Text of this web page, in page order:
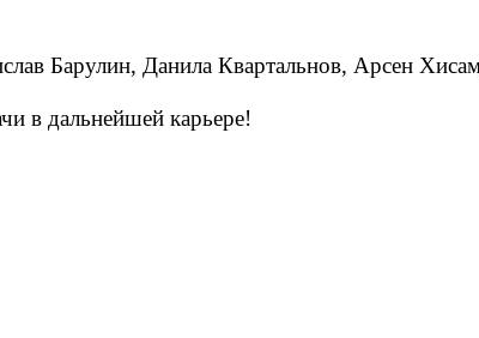
Барулин, Данила Квартальнов, Арсен
в дальнейшей карьере!